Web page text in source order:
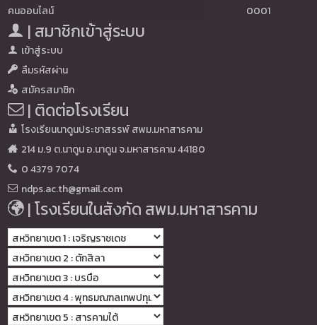
คนออนไลน์
0001
| สมาชิกเข้าสู่ระบบ
เข้าสู่ระบบ
ลืมรหัสผ่าน
สมัครสมาชิก
| ติดต่อโรงเรียน
โรงเรียนนาดูนประชาสรรพ์ สพม.มหาสารคาม
214 ม.9 ต.นาดูน อ.นาดูน จ.มหาสารคาม 44180
0 4379 7074
ndps.ac.th@gmail.com
| โรงเรียนในสังกัด สพม.มหาสารคาม